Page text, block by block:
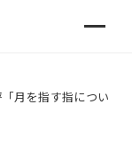
月を指す指につい